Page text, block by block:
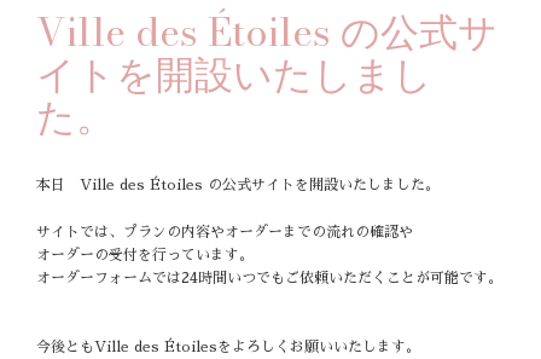
Ville des Étoiles の公式サ
イトを開設いたしまし
た。
本日 Ville des Étoiles の公式サイトを開設いたしました。
サイトでは、プランの内容やオーダーまでの流れの確認や
オーダーの受付を行っています。
オーダーフォームでは24時間いつでもご依頼いただくことが可能です。
今後ともVille des Étoilesをよろしくお願いいたします。